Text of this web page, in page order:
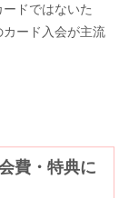
ドではないた
ード入会が主流
費・特典に